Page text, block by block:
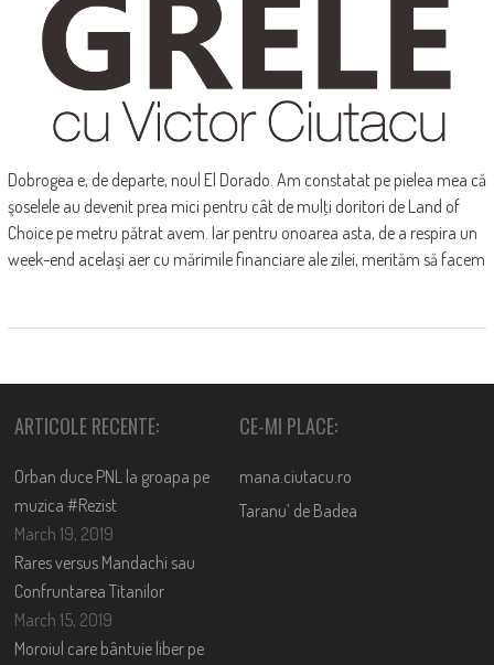
Dobrogea e, de departe, noul El Dorado. Am constatat pe pielea mea că
şoselele au devenit prea mici pentru cât de mulţi doritori de Land of
Choice pe metru pătrat avem. Iar pentru onoarea asta, de a respira un
week-end acelaşi aer cu mărimile financiare ale zilei, merităm să facem
ARTICOLE RECENTE:
Orban duce PNL la groapa pe
muzica #Rezist
March 19, 2019
Rares versus Mandachi sau
Confruntarea Titanilor
March 15, 2019
Moroiul care bântuie liber pe
CE-MI PLACE:
mana.ciutacu.ro
Taranu’ de Badea